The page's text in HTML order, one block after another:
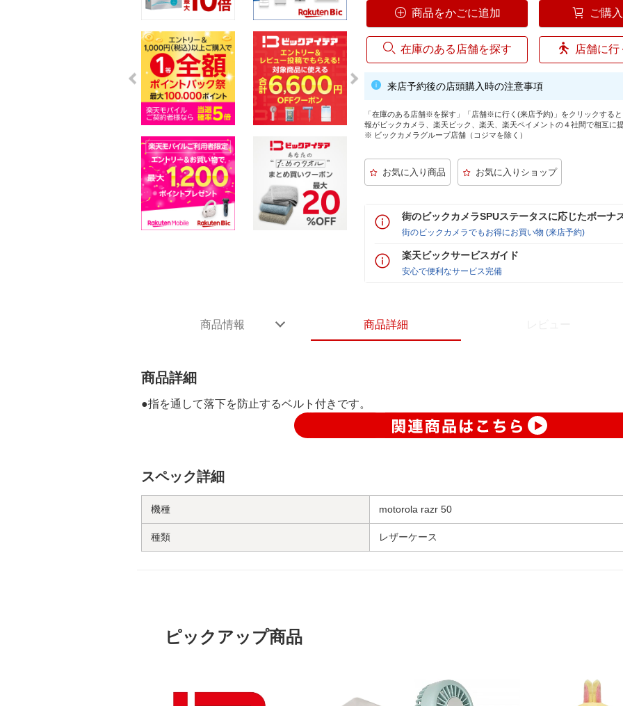
商品をかごに追加 ご購
在庫のある店舗を探す 店舗に
来店予約後の店頭購入時の注意事項
「在庫のある店舗※を探す」「店舗※に行く(来店予約)」をクリックする
報がビックカメラ、楽天ビック、楽天、楽天ペイメントの４社間で相互に
※ ビックカメラグループ店舗（コジマを除く）
街のビックカメラSPUステータスに応じたボーナ
街のビックカメラでもお得にお買い物 (来店予約)
楽天ビックサービスガイド
安心で便利なサービス完備
商品情報 商品詳細
商品詳細
●指を通して落下を防止するベルト付きです。
スペック詳細
機種 motorola razr 50
種類 レザーケース
ピックアップ商品